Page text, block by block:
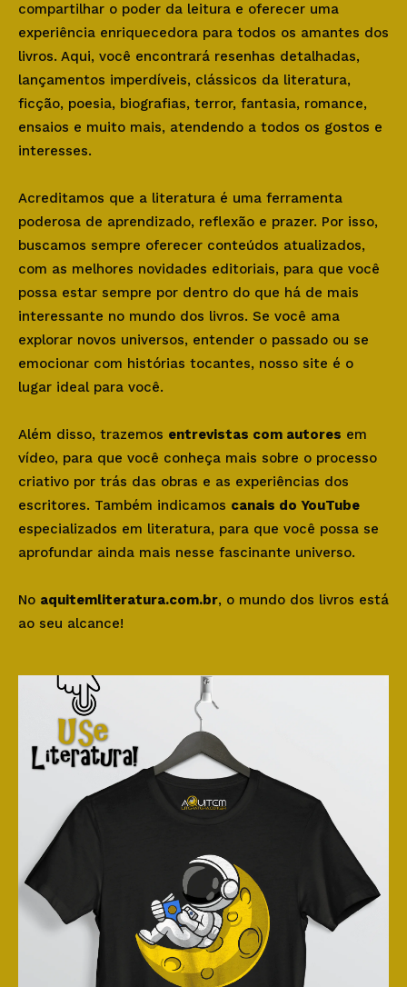
compartilhar o poder da leitura e oferecer uma
experiência enriquecedora para todos os amantes dos
livros. Aqui, você encontrará resenhas detalhadas,
lançamentos imperdíveis, clássicos da literatura,
ficção, poesia, biografias, terror, fantasia, romance,
ensaios e muito mais, atendendo a todos os gostos e
interesses.
Acreditamos que a literatura é uma ferramenta
poderosa de aprendizado, reflexão e prazer. Por isso,
buscamos sempre oferecer conteúdos atualizados,
com as melhores novidades editoriais, para que você
possa estar sempre por dentro do que há de mais
interessante no mundo dos livros. Se você ama
explorar novos universos, entender o passado ou se
emocionar com histórias tocantes, nosso site é o
lugar ideal para você.
Além disso, trazemos entrevistas com autores em
vídeo, para que você conheça mais sobre o processo
criativo por trás das obras e as experiências dos
escritores. Também indicamos canais do YouTube
especializados em literatura, para que você possa se
aprofundar ainda mais nesse fascinante universo.
No aquitemliteratura.com.br, o mundo dos livros está
ao seu alcance!